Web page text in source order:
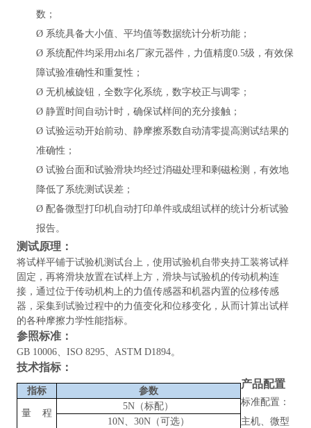
数；
Ø 系统具备大小值、平均值等数据统计分析功能；
Ø 系统配件均采用zhi名厂家元器件，力值精度0.5级，有效保
障试验准确性和重复性；
Ø 无机械旋钮，全数字化系统，数字校正与调零；
Ø 静置时间自动计时，确保试样间的充分接触；
Ø 试验运动开始前动、静摩擦系数自动清零提高测试结果的
准确性；
Ø 试验台面和试验滑块均经过消磁处理和剩磁检测，有效地
降低了系统测试误差；
Ø 配备微型打印机自动打印单件或成组试样的统计分析试验
报告。
测试原理：
将试样平铺于试验机测试台上，使用试验机自带夹持工装将试样
固定，再将滑块放置在试样上方，滑块与试验机的传动机构连
接，通过位于传动机构上的力值传感器和机器内置的位移传感
器，采集到试验过程中的力值变化和位移变化，从而计算出试样
的各种摩擦力学性能指标。
参照标准：
GB 10006、 ISO 8295、 ASTM D1894。
技术指标：
指标 参数
量 程
5N（标配）
10N、30N（可选）
产品配置
标准配置：
主机、微型